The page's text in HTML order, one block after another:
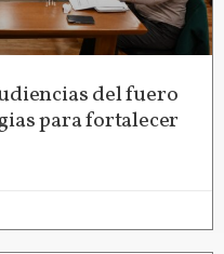
del fuero
para fortalecer